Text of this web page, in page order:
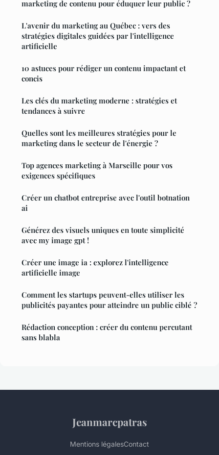
marketing de contenu pour éduquer leur public ?
L'avenir du marketing au Québec : vers des
stratégies digitales guidées par l'intelligence
artificielle
10 astuces pour rédiger un contenu impactant et
concis
Les clés du marketing moderne : stratégies et
tendances à suivre
Quelles sont les meilleures stratégies pour le
marketing dans le secteur de l'énergie ?
Top agences marketing à Marseille pour vos
exigences spécifiques
Créer un chatbot entreprise avec l'outil botnation
ai
Générez des visuels uniques en toute simplicité
avec my image gpt !
Créer une image ia : explorez l'intelligence
artificielle image
Comment les startups peuvent-elles utiliser les
publicités payantes pour atteindre un public ciblé ?
Rédaction conception : créer du contenu percutant
sans blabla
Jeanmarcpatras
Mentions légalesContact